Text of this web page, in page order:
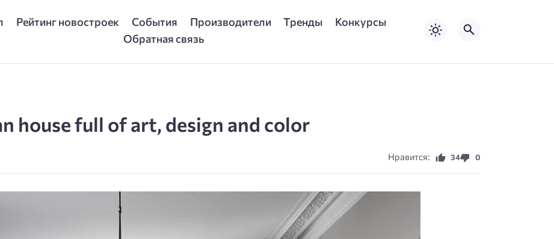
Рейтинг новостроек События Производители Тренды
Конкурсы
Обратная связь
house full of art, design and color
Нравится: 34 0